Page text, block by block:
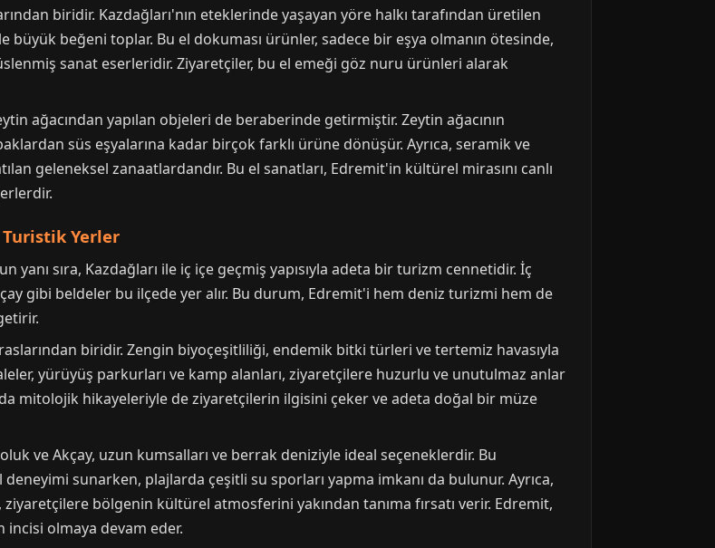
biridir. Kazdağları'nın eteklerinde yaşayan yöre halkı tarafından üretilen
beğeni toplar. Bu el dokuması ürünler, sadece bir eşya olmanın ötesinde,
sanat eserleridir. Ziyaretçiler, bu el emeği göz nuru ürünleri alarak
ağacından yapılan objeleri de beraberinde getirmiştir. Zeytin ağacının
süs eşyalarına kadar birçok farklı ürüne dönüşür. Ayrıca, seramik ve
geleneksel zanaatlardandır. Bu el sanatları, Edremit'in kültürel mirasını canlı
Yerler
yanı sıra, Kazdağları ile iç içe geçmiş yapısıyla adeta bir turizm cennetidir. İç
gibi beldeler bu ilçede yer alır. Bu durum, Edremit'i hem deniz turizmi hem de
biridir. Zengin biyoçeşitliliği, endemik bitki türleri ve tertemiz havasıyla
yürüyüş parkurları ve kamp alanları, ziyaretçilere huzurlu ve unutulmaz anlar
mitolojik hikayeleriyle de ziyaretçilerin ilgisini çeker ve adeta doğal bir müze
ve Akçay, uzun kumsalları ve berrak deniziyle ideal seçeneklerdir. Bu
sunarken, plajlarda çeşitli su sporları yapma imkanı da bulunur. Ayrıca,
bölgenin kültürel atmosferini yakından tanıma fırsatı verir. Edremit,
incisi olmaya devam eder.